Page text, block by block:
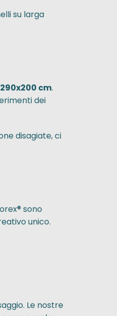
su larga
290x200 cm.
dei
disagiate, ci
sono
unico.
Le nostre